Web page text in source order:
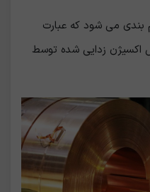
بندی می شود که عبارت
زدایی شده توسط